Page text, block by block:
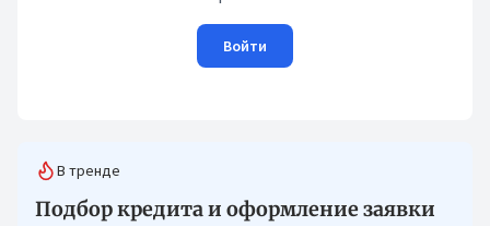
Войти
В тренде
Подбор кредита и оформление заявки